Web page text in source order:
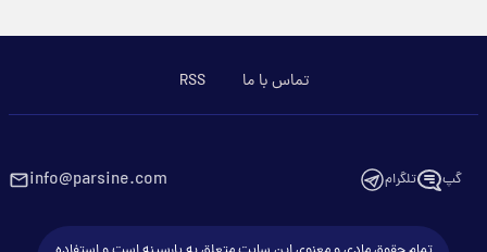
تماس با ما RSS
گپ تلگرام info@parsine.com